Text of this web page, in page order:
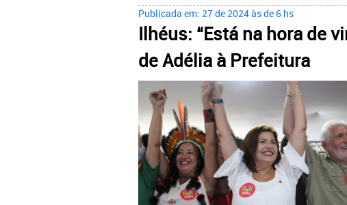
Publicada em: 27 de 2024 às de 6 hs
Ilhéus: “Está na hora de
de Adélia à Prefeitura